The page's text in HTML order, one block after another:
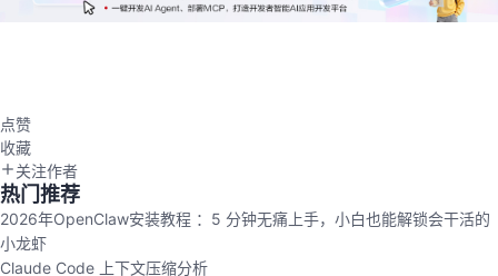
点赞
收藏
关注作者
热门推荐
2026年OpenClaw安装教程 ：5 分钟无痛上手，小白也能解锁会干活的
小龙虾
Claude Code 上下文压缩分析